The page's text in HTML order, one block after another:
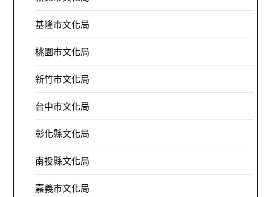
基隆市文化局
桃園市文化局
新竹市文化局
台中市文化局
彰化縣文化局
南投縣文化局
嘉義市文化局